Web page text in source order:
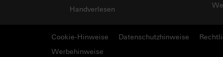
Handverlesen
Cookie-Hinweise Datenschutzhinweise
Werbehinweise